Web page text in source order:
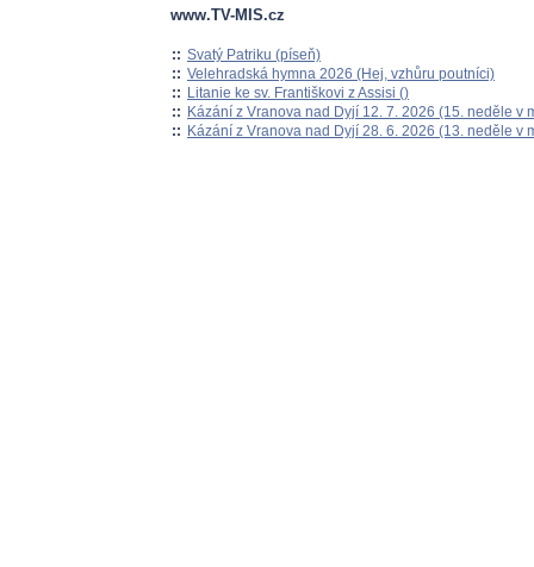
www.TV-MIS.cz
:: Svatý Patriku (píseň)
:: Velehradská hymna 2026 (Hej, vzhůru poutníci)
:: Litanie ke sv. Františkovi z Assisi ()
:: Kázání z Vranova nad Dyjí 12. 7. 2026 (15. neděle v
:: Kázání z Vranova nad Dyjí 28. 6. 2026 (13. neděle v